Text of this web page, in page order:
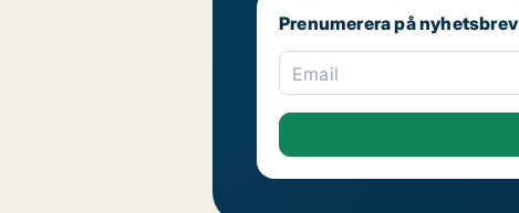
Prenumerera på nyhetsbrev
Email